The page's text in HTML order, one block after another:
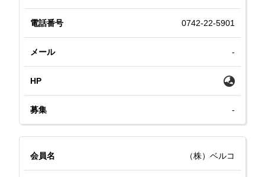
0742-22-5901
-
-
（株）ベルコ